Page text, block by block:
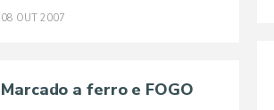
08 OUT 2007
Marcado a ferro e FOGO